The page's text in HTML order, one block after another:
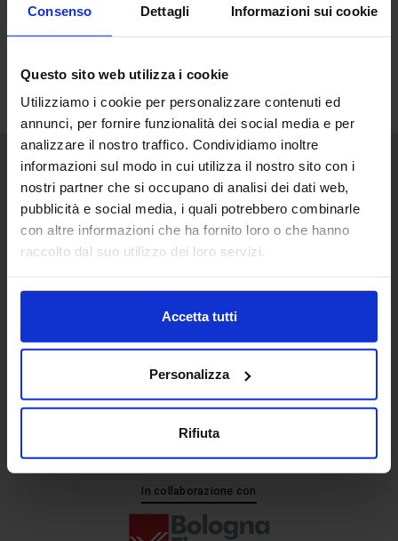
Consenso Dettagli Informazioni sui cookie
Questo sito web utilizza i cookie
Utilizziamo i cookie per personalizzare contenuti ed
annunci, per fornire funzionalità dei social media e per
analizzare il nostro traffico. Condividiamo inoltre
informazioni sul modo in cui utilizza il nostro sito con i
nostri partner che si occupano di analisi dei dati web,
pubblicità e social media, i quali potrebbero combinarle
con altre informazioni che ha fornito loro o che hanno
raccolto dal suo utilizzo dei loro servizi.
Accetta tutti
Personalizza
Rifiuta
Senaf srl
+ 39 051.325511
+ 39 02.332039460
In collaborazione con